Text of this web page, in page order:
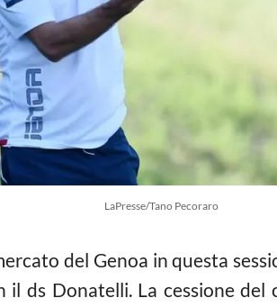
LaPresse/Tano Pecoraro
del Genoa in questa
il ds Donatelli. La cessione